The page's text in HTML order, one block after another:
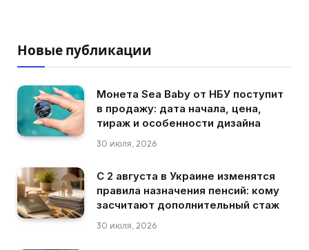
Новые публикации
Монета Sea Baby от НБУ поступит
в продажу: дата начала, цена,
тираж и особенности дизайна
30 июля, 2026
С 2 августа в Украине изменятся
правила назначения пенсий: кому
засчитают дополнительный стаж
30 июля, 2026